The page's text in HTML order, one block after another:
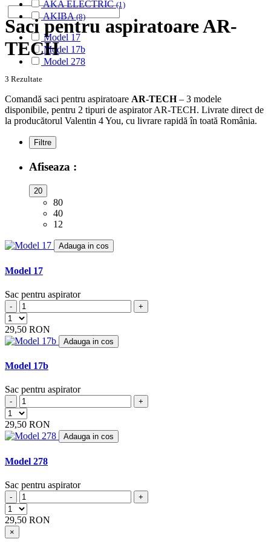
AKA ELECTRIC (1)
AKIBA (8)
ALASKA (28)
ALBATROS
ALFATEC
ALIEN (2)
ALMERIA (1)
ALPINA (10)
ALTIC (3)
ALTO
ALTUS
AMADIS
AMROS
AMSTAR
AMSTERDAM
AMSTRAD
ANTECH
AQUA VAC (3)
ARENA (1)
ARLETT
ARNO (1)
ASPIWASH
ATOMIC
BAUR VERSAND
BEAM (6)
BERTON
BEST ELECTRIC
BETRONIC
Model 17
Model 17b
Model 278
Saci pentru aspiratoare AR-
TECH
3 Rezultate
Comandă saci pentru aspiratoare AR-TECH– 3 modele
disponibile, pentru 2 tipuri de aspirator AR-TECH. Livrate direct de
la producătorul Valentin 4 You, cu livrare rapidă în toată România.
Filtre
Afiseaza :
20
80
40
12
Adauga in cos
Model 17
Sac pentru aspirator
- +
29,50 RON
Adauga in cos
Model 17b
Sac pentru aspirator
- +
29,50 RON
Adauga in cos
Model 278
Sac pentru aspirator
- +
29,50 RON
×